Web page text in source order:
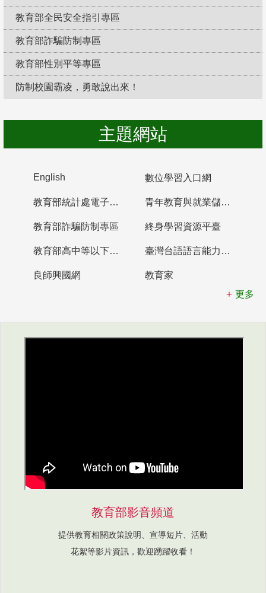
教育部全民安全指引專區
教育部詐騙防制專區
教育部性別平等專區
防制校園霸凌，勇敢說出來！
主題網站
English 數位學習入口網
教育部統計處電子書櫃 青年教育與就業儲蓄帳戶
教育部詐騙防制專區 終身學習資源平臺
教育部高中等以下學校及幼兒園教師資格檢定考試 臺灣台語語言能力認證網站
良師興國網
教育家
更多
教育部影音頻道
提供教育相關政策說明、宣導短片、活動
花絮等影片資訊，歡迎踴躍收看！